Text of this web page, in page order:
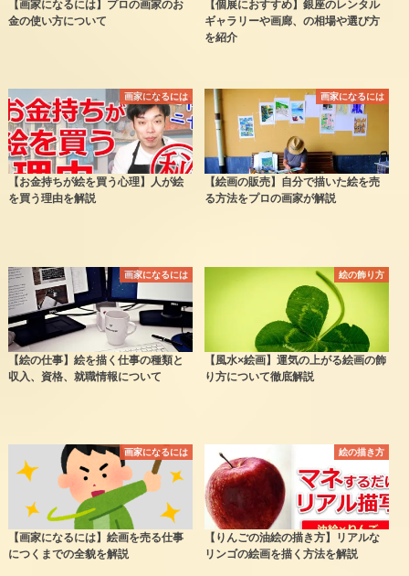
【画家になるには】プロの画家のお
金の使い方について
【個展におすすめ】銀座のレンタル
ギャラリーや画廊、の相場や選び方
を紹介
画家になるには
【お金持ちが絵を買う心理】人が絵
を買う理由を解説
画家になるには
【絵画の販売】自分で描いた絵を売
る方法をプロの画家が解説
画家になるには
【絵の仕事】絵を描く仕事の種類と
収入、資格、就職情報について
絵の飾り方
【風水×絵画】運気の上がる絵画の飾
り方について徹底解説
画家になるには
【画家になるには】絵画を売る仕事
につくまでの全貌を解説
絵の描き方
【りんごの油絵の描き方】リアルな
リンゴの絵画を描く方法を解説